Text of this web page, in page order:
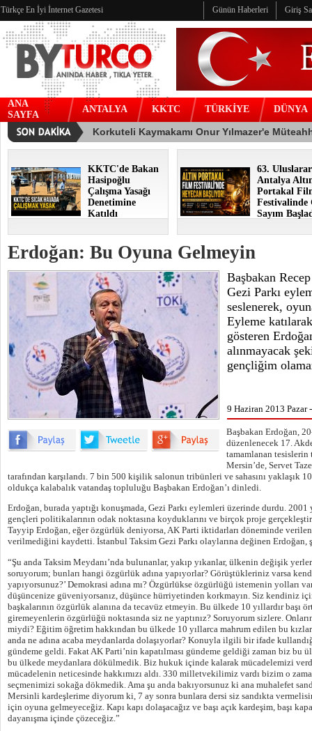
Türkçe En İyi İnternet Gazetesi Günün Haberleri Giriş
ANA
SAYFA
ANTALYA KKTC TÜRKİYE DÜNYA
KKTC'de Bakan
Hasipoğlu
Çalışma Yasağı
Denetimine
Katıldı
63.
Antalya
Portakal
Festivalinde
Sayım
Erdoğan: Bu Oyuna Gelmeyin
Başbakan
Gezi Parkı
seslenerek,
Eyleme
gösteren
alınmayacak
gençliğim
9 Haziran 2013 Pazar
Başbakan Erdoğan,
düzenlenecek 17.
tamamlanan tesislerin
Mersin’de, Servet
tarafından karşılandı. 7 bin 500 kişilik salonun tribünleri ve sahasını yaklaşık
oldukça kalabalık vatandaş topluluğu Başbakan Erdoğan’ı dinledi.
Erdoğan, burada yaptığı konuşmada, Gezi Parkı eylemleri üzerinde durdu.
gençleri politikalarının odak noktasına koyduklarını ve birçok proje
Tayyip Erdoğan, eğer özgürlük deniyorsa, AK Parti iktidarları döneminde
verilmediğini kaydetti. İstanbul Taksim Gezi Parkı olaylarına değinen Erdoğan,
“Şu anda Taksim Meydanı’nda bulunanlar, yakıp yıkanlar, ülkenin değişik
soruyorum; bunları hangi özgürlük adına yapıyorlar? Görüştükleriniz varsa
yapıyorsunuz?’ Demokrasi adına mı? Özgürlükse özgürlüğü istemenin yolları
düşüncenize güveniyorsanız, düşünce hürriyetinden korkmayın. Siz kendiniz
başkalarının özgürlük alanına da tecavüz etmeyin. Bu ülkede 10 yıllardır başı
giremeyenlerin özgürlüğü noktasında siz ne yaptınız? Soruyorum sizlere.
miydi? Eğitim öğretim hakkından bu ülkede 10 yıllarca mahrum edilen bu
anda ne adına acaba meydanlarda dolaşıyorlar? Konuyla ilgili bir ifade
gündeme geldi. Fakat AK Parti’nin kapatılması gündeme geldiği zaman biz bu
bu ülkede meydanlara dökülmedik. Biz hukuk içinde kalarak mücadelemizi
mücadelenin neticesinde hakkımızı aldı. 330 milletvekilimiz vardı bizim o
seçmenimizi sokağa dökmedik. Ama şu anda bakıyorsunuz ki ana muhalefet
Mersinli kardeşlerime diyorum ki, 7 ay sonra bunlara dersi siz sandıkta
için oyuna gelmeyeceğiz. Kapı kapı dolaşacağız ve başı açık kardeşim, başı
dayanışma içinde çözeceğiz.”